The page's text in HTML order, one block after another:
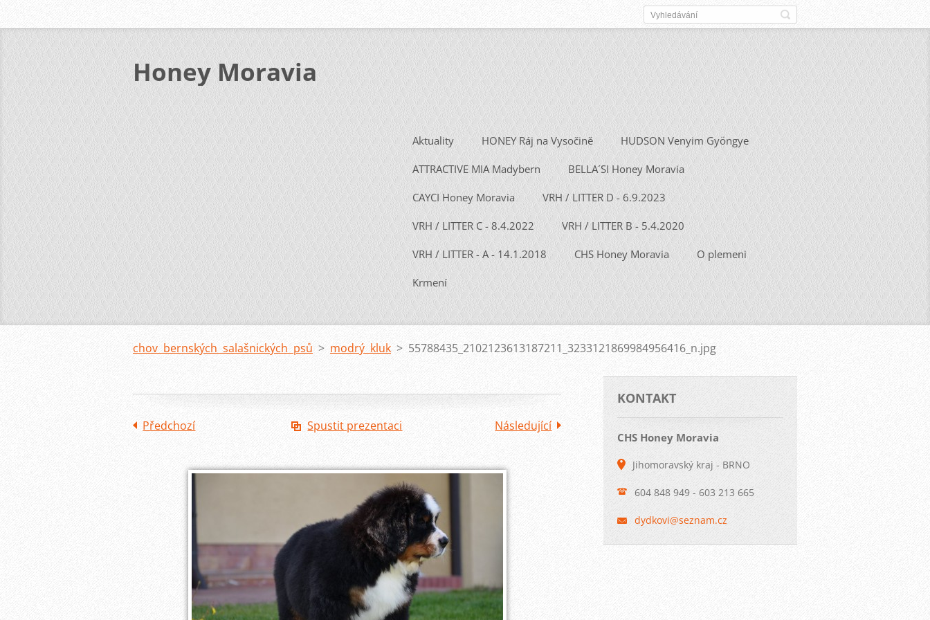
Honey Moravia
Aktuality HONEY Ráj na Vysočině HUDSON Venyim Gyöngye
ATTRACTIVE MIA Madybern BELLA´SI Honey Moravia
CAYCI Honey Moravia VRH / LITTER D - 6.9.2023
VRH / LITTER C - 8.4.2022 VRH / LITTER B - 5.4.2020
VRH / LITTER - A - 14.1.2018 CHS Honey Moravia O plemeni
Krmení
chov bernských salašnických psů > modrý kluk > 55788435_2102123613187211_3233121869984956416_n.jpg
Předchozí Spustit prezentaci Následující
KONTAKT
CHS Honey Moravia
Jihomoravský kraj - BRNO
604 848 949 - 603 213 665
dydkovi@seznam.cz